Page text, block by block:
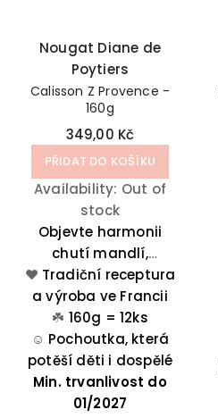
Nougat Diane de
Poytiers
Calisson Z Provence -
160g
349,00 Kč
PŘIDAT DO KOŠÍKU
Availability: Out of
stock
Objevte harmonii
chutí mandlí,
kandovaného
melounu a
pomerančové kůry v
této oválné pochoutce
se špičatými konci –
ideální volba pro
každou příležitost.
❤️ Tradiční receptura
a výroba ve Francii
☘️ 160g = 12ks
☺️ Pochoutka, která
potěší děti i dospělé
Min. trvanlivost do
01/2027